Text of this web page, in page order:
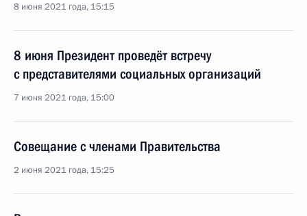
8 июня 2021 года, 15:15
8 июня Президент проведёт встречу
с представителями социальных организаций
7 июня 2021 года, 15:00
Совещание с членами Правительства
2 июня 2021 года, 15:25